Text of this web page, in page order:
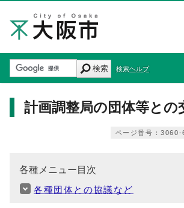
検索 検索ヘルプ
計画調整局の団体等との
ページ番号：
各種メニュー目次
各種団体との協議など